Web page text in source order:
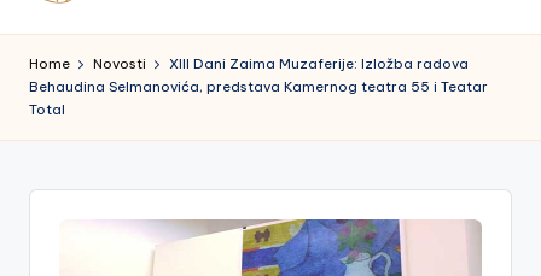
a
vi
č
a
Home Novosti
XIII Dani Zaima Muzaferije: Izložba radova
Behaudina Selmanovića, predstava Kamernog teatra 55 i Teatar
Total